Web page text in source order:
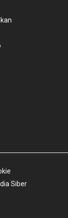
Siber